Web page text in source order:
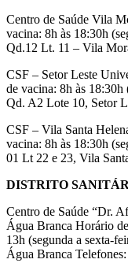
Centro de Saúde Vila
vacina: 8h às 18:30h
Qd.12 Lt. 11 – Vila
CSF – Setor Leste
de vacina: 8h às 18:30h
Qd. A2 Lote 10, Setor
CSF – Vila Santa
vacina: 8h às 18:30h
01 Lt 22 e 23, Vila
DISTRITO
Centro de Saúde “Dr.
Água Branca Horário
13h (segunda a sexta-
Água Branca